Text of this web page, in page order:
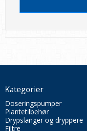
Kategorier
Doseringspumper
Plantetilbehør
Drypslanger og dryppere
Filtre